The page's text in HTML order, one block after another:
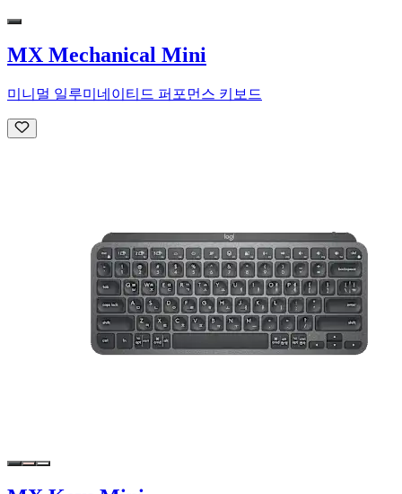
MX Mechanical Mini
미니멀 일루미네이티드 퍼포먼스 키보드